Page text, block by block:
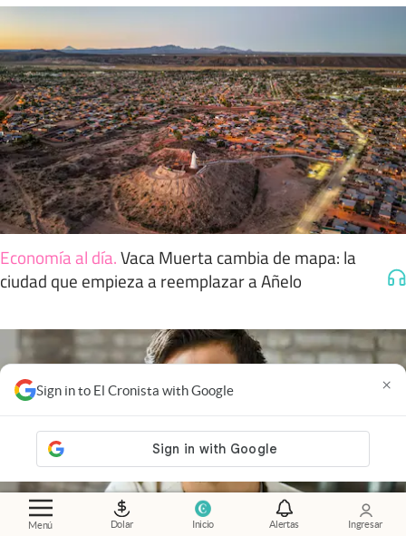
Menú Dolar Inicio Alertas Ingresar
Sign in to El Cronista with Google ×
Economía al día.Vaca Muerta cambia de mapa: la
ciudad que empieza a reemplazar a Añelo